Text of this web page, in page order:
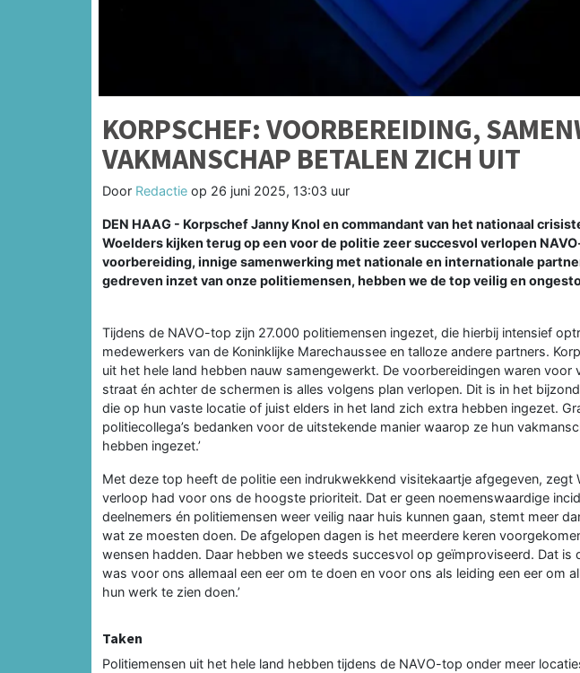
KORPSCHEF: VOORBEREIDING,
VAKMANSCHAP BETALEN ZICH UIT
Door Redactie op 26 juni 2025, 13:03 uur
DEN HAAG - Korpschef Janny Knol en commandant van het nationaal
Woelders kijken terug op een voor de politie zeer succesvol verlopen
voorbereiding, innige samenwerking met nationale en internationale
gedreven inzet van onze politiemensen, hebben we de top veilig en
Tijdens de NAVO-top zijn 27.000 politiemensen ingezet, die hierbij intensief
medewerkers van de Koninklijke Marechaussee en talloze andere partners.
uit het hele land hebben nauw samengewerkt. De voorbereidingen waren voor
straat én achter de schermen is alles volgens plan verlopen. Dit is in het
die op hun vaste locatie of juist elders in het land zich extra hebben ingezet.
politiecollega’s bedanken voor de uitstekende manier waarop ze hun
hebben ingezet.’
Met deze top heeft de politie een indrukwekkend visitekaartje afgegeven, zegt
verloop had voor ons de hoogste prioriteit. Dat er geen noemenswaardige
deelnemers én politiemensen weer veilig naar huis kunnen gaan, stemt meer
wat ze moesten doen. De afgelopen dagen is het meerdere keren
wensen hadden. Daar hebben we steeds succesvol op geïmproviseerd. Dat is
was voor ons allemaal een eer om te doen en voor ons als leiding een eer om
hun werk te zien doen.’
Taken
Politiemensen uit het hele land hebben tijdens de NAVO-top onder meer